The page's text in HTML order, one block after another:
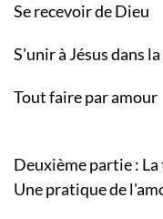
Se recevoir de Dieu
S'unir à Jésus dans
Tout faire par amour
Deuxième partie :
Une pratique de